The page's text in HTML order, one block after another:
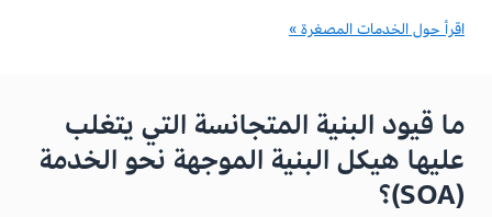
اقرأ حول الخدمات المصغرة »
ما قيود البنية المتجانسة التي يتغلب
عليها هيكل البنية الموجهة نحو الخدمة
(SOA)؟